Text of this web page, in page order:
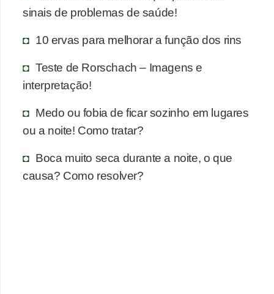
sinais de problemas de saúde!
10 ervas para melhorar a função dos rins
Teste de Rorschach – Imagens e
interpretação!
Medo ou fobia de ficar sozinho em lugares
ou a noite! Como tratar?
Boca muito seca durante a noite, o que
causa? Como resolver?
i
a
a
ú
d
e